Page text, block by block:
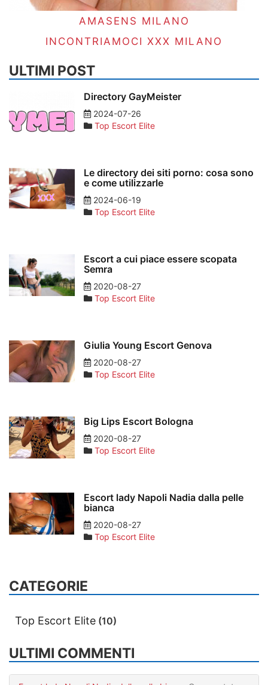
AMASENS MILANO
INCONTRIAMOCI XXX MILANO
ULTIMI POST
Directory GayMeister
2024-07-26
Top Escort Elite
Le directory dei siti porno: cosa sono
e come utilizzarle
2024-06-19
Top Escort Elite
Escort a cui piace essere scopata
Semra
2020-08-27
Top Escort Elite
Giulia Young Escort Genova
2020-08-27
Top Escort Elite
Big Lips Escort Bologna
2020-08-27
Top Escort Elite
Escort lady Napoli Nadia dalla pelle
bianca
2020-08-27
Top Escort Elite
CATEGORIE
Top Escort Elite (10)
ULTIMI COMMENTI